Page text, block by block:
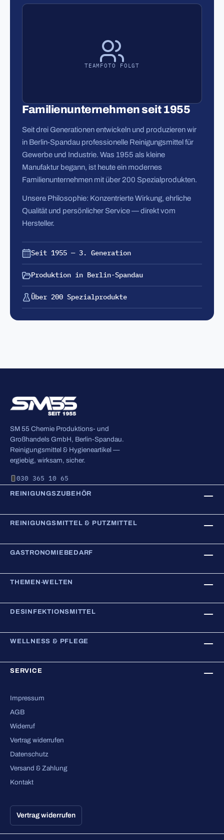
TEAMFOTO FOLGT
Familienunternehmen seit 1955
Seit drei Generationen entwickeln und produzieren wir
in Berlin-Spandau professionelle Reinigungsmittel für
Gewerbe und Industrie. Was 1955 als kleine
Manufaktur begann, ist heute ein modernes
Familienunternehmen mit über 200 Spezialprodukten.
Unsere Philosophie: Konzentrierte Wirkung, ehrliche
Qualität und persönlicher Service — direkt vom
Hersteller.
Seit 1955 — 3. Generation
Produktion in Berlin-Spandau
Über 200 Spezialprodukte
SM 55 Chemie Produktions- und
Großhandels GmbH, Berlin-Spandau.
Reinigungsmittel & Hygieneartikel —
ergiebig, wirksam, sicher.
030 365 10 65
REINIGUNGSZUBEHÖR
REINIGUNGSMITTEL & PUTZMITTEL
GASTRONOMIEBEDARF
THEMEN-WELTEN
DESINFEKTIONSMITTEL
WELLNESS & PFLEGE
SERVICE
Impressum
AGB
Widerruf
Vertrag widerrufen
Datenschutz
Versand & Zahlung
Kontakt
Vertrag widerrufen